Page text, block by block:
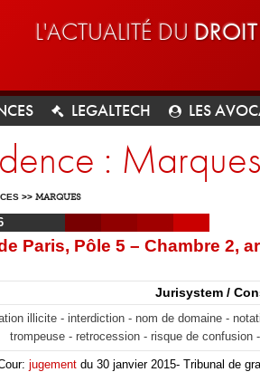
L'ACTUALITÉ DU
LEGALTECH LES
: Marques
>> MARQUES
Paris, Pôle 5 – Chambre 2,
Jurisystem /
illicite - interdiction - nom de domaine -
trompeuse - retrocession - risque de confusion
jugement du 30 janvier 2015- Tribunal de